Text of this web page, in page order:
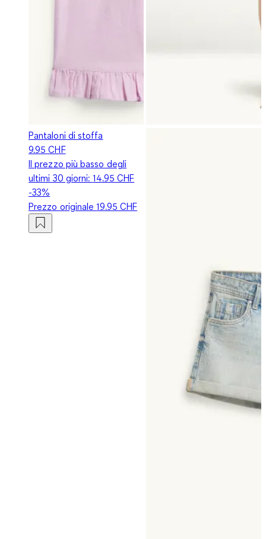
Pantaloni di stoffa
9.95 CHF
Il prezzo più basso degli
ultimi 30 giorni:14.95 CHF
-33%
Prezzo originale19.95 CHF